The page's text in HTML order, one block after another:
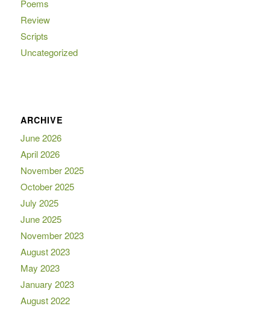
Poems
Review
Scripts
Uncategorized
ARCHIVE
June 2026
April 2026
November 2025
October 2025
July 2025
June 2025
November 2023
August 2023
May 2023
January 2023
August 2022